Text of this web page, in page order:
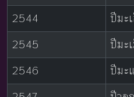
2544
ปีมะ
2545
ปีมะ
2546
ปีมะ